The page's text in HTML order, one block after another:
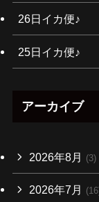
26日イカ便♪
25日イカ便♪
アーカイブ
2026年8月 (3)
2026年7月